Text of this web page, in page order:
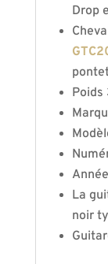
Drop
Poids
La
noir